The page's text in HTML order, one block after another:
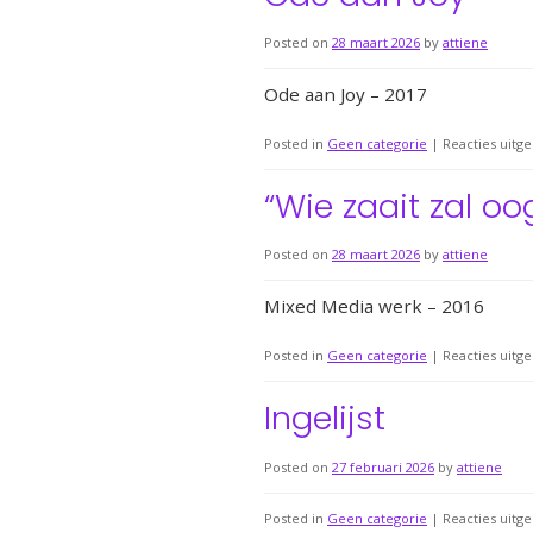
Posted on 28 maart 2026 by attiene
Ode aan Joy – 2017
Posted in Geen categorie | Reacties
“Wie zaait zal
Posted on 28 maart 2026 by attiene
Mixed Media werk – 2016
Posted in Geen categorie | Reacties
Ingelijst
Posted on 27 februari 2026 by attiene
Posted in Geen categorie | Reacties